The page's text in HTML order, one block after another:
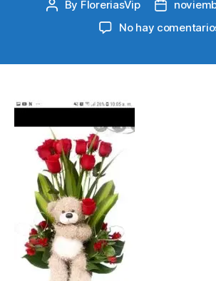
Post
By FloreriasVip
Post
No hay